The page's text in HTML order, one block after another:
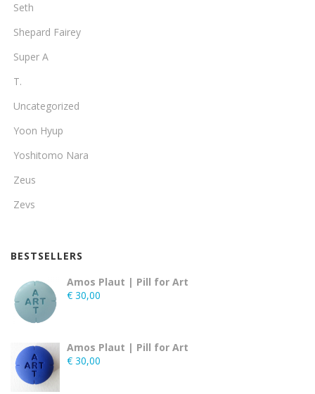
Seth
Shepard Fairey
Super A
T.
Uncategorized
Yoon Hyup
Yoshitomo Nara
Zeus
Zevs
BESTSELLERS
Amos Plaut | Pill for Art
€ 30,00
Amos Plaut | Pill for Art
€ 30,00